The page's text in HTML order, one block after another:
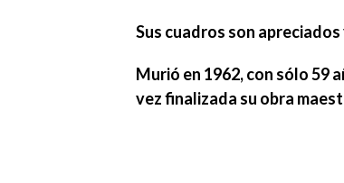
Sus cuadros son
Murió en 1962, con sólo 59
vez finalizada su obra